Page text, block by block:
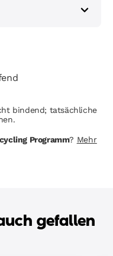
bindend; tatsächliche
Programm? Mehr
gefallen